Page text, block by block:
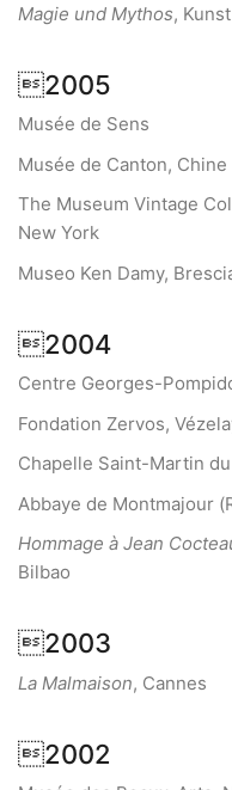
Magie und Mythos,
2005
Musée de Sens
Musée de Canton, Chine
The Museum Vintage
New York
Museo Ken Damy,
2004
Centre Georges-
Fondation Zervos,
Chapelle Saint-Martin
Abbaye de Montmajour
Hommage à Jean
Bilbao
2003
La Malmaison, Cannes
2002